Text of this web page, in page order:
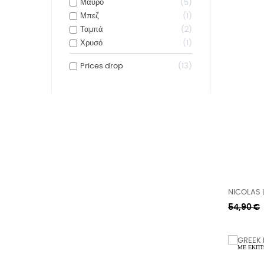
Μαύρο
5
Μπεζ
1
Ταμπά
2
Χρυσό
1
Prices drop 13
NICOLAS
Κανονική
54,90 €
ΜΕ